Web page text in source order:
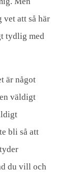
att så här
tydlig med
är något
väldigt
bli så att
du vill och